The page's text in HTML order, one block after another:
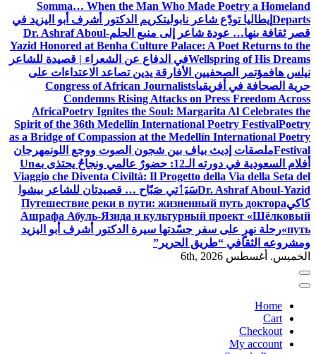
Somma… When the Man Who Made Poetry a Homeland
Departs إيطاليا تودّع شاعر نابوليتكريم الدكتور أشرف أبو اليزيد في
قصر ثقافة بنها… عودة شاعر إلى منبع الحلمDr. Ashraf Aboul-
Yazid Honored at Benha Culture Palace: A Poet Returns to the
Wellspring of His Dreamsفي الدفاع عن الشعراء | قصيدة للشاعر
نيلس هافمؤتمر الصحفيين الأفارقة يدين تصاعد الاعتداءات على
حرية الصحافة في أفريقياCongress of African Journalists
Condemns Rising Attacks on Press Freedom Across
AfricaPoetry Ignites the Soul: Margarita Al Celebrates the
Spirit of the 36th Medellín International Poetry FestivalPoetry
as a Bridge of Compassion at the Medellín International Poetry
Festivalملصقات إديث بياف بين شجون الصوت ووجع اللونمهرجان
أفلام السعودية في دورته الـ12: حضورٌ عالمي ونجاحٌ يحتذى به
Un
Viaggio che Diventa Civiltà: Il Progetto della Via della Seta del
Dr. Ashraf Aboul-Yazidسَيَٲتي صَبّاح … قصيدتان للشاعر بيشوا
كاكيПутешествие реки в пути: жизненный путь доктора
Ашрафа Абуль-Язида и культурный проект «Шёлковый
путь» رحلة نهرٍ على سفر جسّدتها سيرة الدكتور أشرف أبو اليزيد
ومشروعه الثقافي “طريق الحرير”
الخميس. أغسطس 6th, 2026
Home
Cart
Checkout
My account